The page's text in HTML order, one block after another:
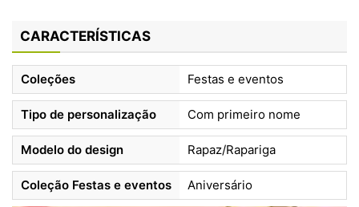
CARACTERÍSTICAS
Coleções Festas e eventos
Tipo de personalização Com primeiro nome
Modelo do design Rapaz/Rapariga
Coleção Festas e eventos Aniversário